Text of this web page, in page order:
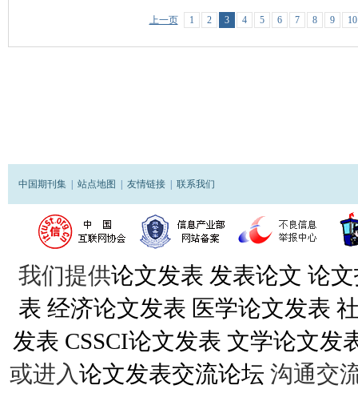
上一页 1 2 3 4 5 6 7 8 9 10
中国期刊集 站点地图 友情链接 联系我们
我们提供论文发表 发表论文 论
表 经济论文发表 医学论文发表
发表 CSSCI论文发表 文学论文发
或进入论文发表交流论坛 沟通交